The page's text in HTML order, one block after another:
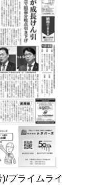
プライムライ